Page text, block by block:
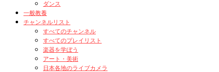
ダンス
一般教養
チャンネルリスト
すべてのチャンネル
すべてのプレイリスト
楽器を学ぼう
アート・美術
日本各地のライブカメラ